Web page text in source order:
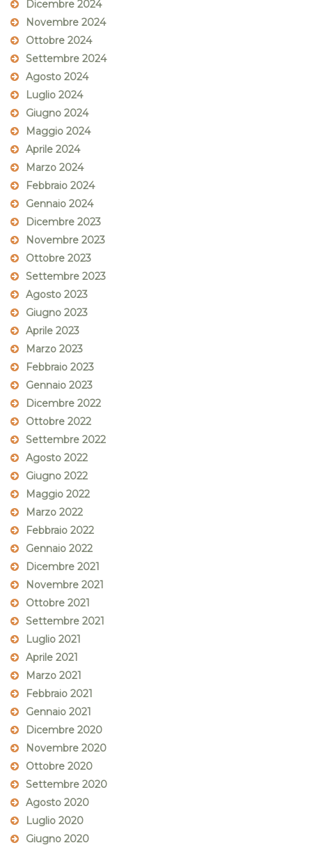
Dicembre 2024
Novembre 2024
Ottobre 2024
Settembre 2024
Agosto 2024
Luglio 2024
Giugno 2024
Maggio 2024
Aprile 2024
Marzo 2024
Febbraio 2024
Gennaio 2024
Dicembre 2023
Novembre 2023
Ottobre 2023
Settembre 2023
Agosto 2023
Giugno 2023
Aprile 2023
Marzo 2023
Febbraio 2023
Gennaio 2023
Dicembre 2022
Ottobre 2022
Settembre 2022
Agosto 2022
Giugno 2022
Maggio 2022
Marzo 2022
Febbraio 2022
Gennaio 2022
Dicembre 2021
Novembre 2021
Ottobre 2021
Settembre 2021
Luglio 2021
Aprile 2021
Marzo 2021
Febbraio 2021
Gennaio 2021
Dicembre 2020
Novembre 2020
Ottobre 2020
Settembre 2020
Agosto 2020
Luglio 2020
Giugno 2020